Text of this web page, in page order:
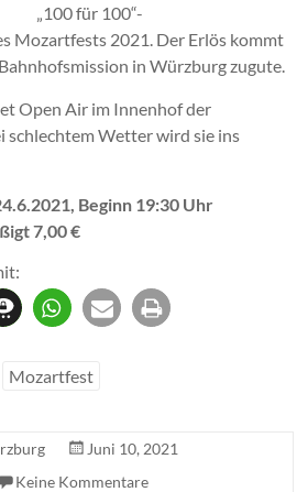
„100 für 100“-
Mozartfests 2021. Der Erlös kommt
in Würzburg zugute.
Open Air im Innenhof der
schlechtem Wetter wird sie ins
Beginn 19:30 Uhr
7,00 €
Mozartfest
Juni 10, 2021
Keine Kommentare